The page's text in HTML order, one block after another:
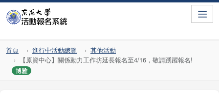
首頁 進行中活動總覽
其他活動
【原資中心】關係動力工作坊延長報名至4/16，敬請踴躍報名!
博雅